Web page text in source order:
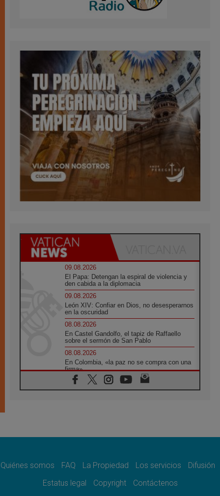
09.08.2026
El Papa: Detengan la espiral de violencia y
den cabida a la diplomacia
09.08.2026
León XIV: Confiar en Dios, no desesperarnos
en la oscuridad
08.08.2026
En Castel Gandolfo, el tapiz de Raffaello
sobre el sermón de San Pablo
08.08.2026
En Colombia, «la paz no se compra con una
firma»
08.08.2026
En Venezuela celebraron los 416 años del
08.08.2026
07.08.2026
se convierte en diócesis
Quiénes somos FAQ La Propiedad Los servicios
Difusión
Estatus legal
Copyright Contáctenos